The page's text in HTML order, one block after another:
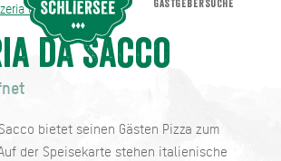
da Sacco
da Sacco
bietet seinen Gästen Pizza zum
der Speisekarte stehen italienische
da Sacco
GASTGEBERSUCHE